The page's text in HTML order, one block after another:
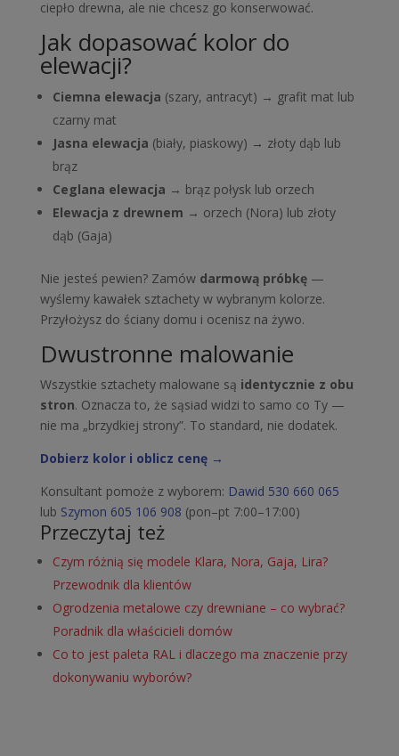
ciepło drewna, ale nie chcesz go konserwować.
Jak dopasować kolor do
elewacji?
Ciemna elewacja (szary, antracyt) → grafit mat lub
czarny mat
Jasna elewacja (biały, piaskowy) → złoty dąb lub
brąz
Ceglana elewacja → brąz połysk lub orzech
Elewacja z drewnem → orzech (Nora) lub złoty
dąb (Gaja)
Nie jesteś pewien? Zamów darmową próbkę—
wyślemy kawałek sztachety w wybranym kolorze.
Przyłożysz do ściany domu i ocenisz na żywo.
Dwustronne malowanie
Wszystkie sztachety malowane są identycznie z obu
stron. Oznacza to, że sąsiad widzi to samo co Ty —
nie ma „brzydkiej strony”. To standard, nie dodatek.
Dobierz kolor i oblicz cenę →
Konsultant pomoże z wyborem: Dawid 530 660 065
lub Szymon 605 106 908 (pon–pt 7:00–17:00)
Przeczytaj też
Czym różnią się modele Klara, Nora, Gaja, Lira?
Przewodnik dla klientów
Ogrodzenia metalowe czy drewniane – co wybrać?
Poradnik dla właścicieli domów
Co to jest paleta RAL i dlaczego ma znaczenie przy
dokonywaniu wyborów?